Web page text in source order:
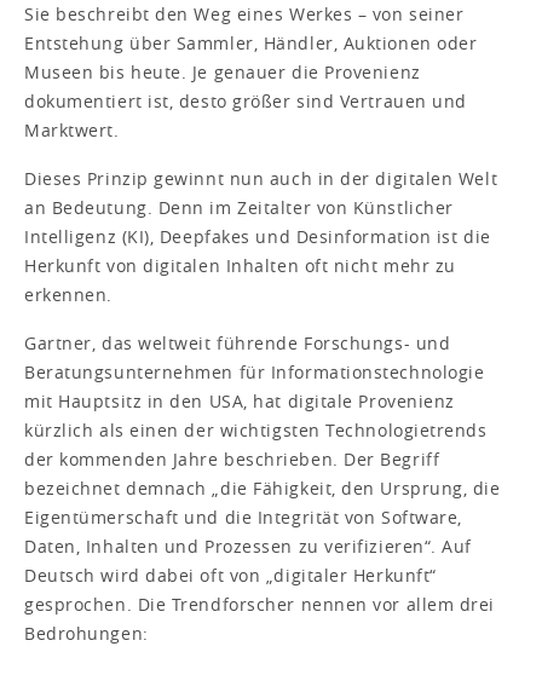
Sie beschreibt den Weg eines Werkes – von seiner
Entstehung über Sammler, Händler, Auktionen oder
Museen bis heute. Je genauer die Provenienz
dokumentiert ist, desto größer sind Vertrauen und
Marktwert.
Dieses Prinzip gewinnt nun auch in der digitalen Welt
an Bedeutung. Denn im Zeitalter von Künstlicher
Intelligenz (KI), Deepfakes und Desinformation ist die
Herkunft von digitalen Inhalten oft nicht mehr zu
erkennen.
Gartner, das weltweit führende Forschungs- und
Beratungsunternehmen für Informationstechnologie
mit Hauptsitz in den USA, hat digitale Provenienz
kürzlich als einen der wichtigsten Technologietrends
der kommenden Jahre beschrieben. Der Begriff
bezeichnet demnach „die Fähigkeit, den Ursprung, die
Eigentümerschaft und die Integrität von Software,
Daten, Inhalten und Prozessen zu verifizieren“. Auf
Deutsch wird dabei oft von „digitaler Herkunft“
gesprochen. Die Trendforscher nennen vor allem drei
Bedrohungen: